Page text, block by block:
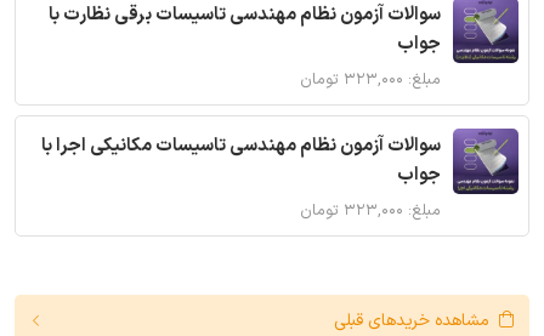
سوالات آزمون نظام مهندسی تاسیسات برقی نظارت با
جواب
مبلغ: ۳۲۳,۰۰۰ تومان
سوالات آزمون نظام مهندسی تاسیسات مکانیکی اجرا با
جواب
مبلغ: ۳۲۳,۰۰۰ تومان
مشاهده خریدهای قبلی